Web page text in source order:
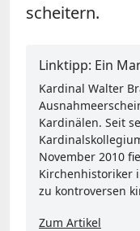
scheitern.
Linktipp: Ein
Kardinal Walter
Kardinälen. Seit
November 2010
Kirchenhistoriker
zu kontroversen
Zum Artikel